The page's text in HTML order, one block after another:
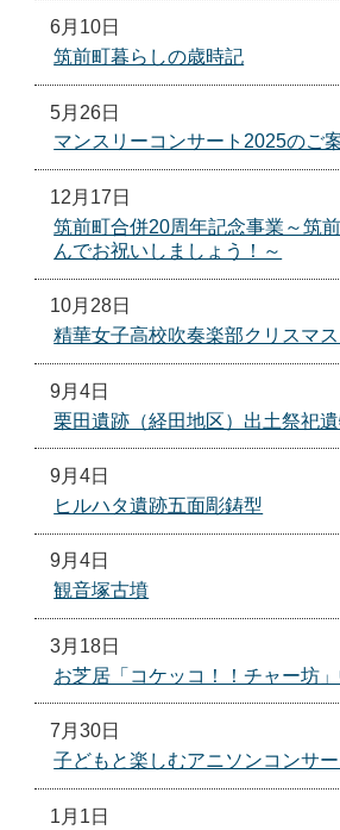
6月10日
筑前町暮らしの歳時記
5月26日
マンスリーコンサート2025のご
12月17日
筑前町合併20周年記念事業～筑
んでお祝いしましょう！～
10月28日
精華女子高校吹奏楽部クリスマ
9月4日
栗田遺跡（経田地区）出土祭祀
9月4日
ヒルハタ遺跡五面彫鋳型
9月4日
観音塚古墳
3月18日
お芝居「コケッコ！！チャー坊
7月30日
子どもと楽しむアニソンコンサー
1月1日